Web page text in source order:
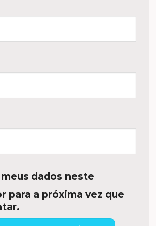
meus dados neste
para a próxima vez que